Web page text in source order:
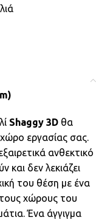
Shaggy 3D θα
εργασίας σας.
ανθεκτικό
δεν λεκιάζει
του θέση με ένα
χώρους του
Ένα άγγιγμα